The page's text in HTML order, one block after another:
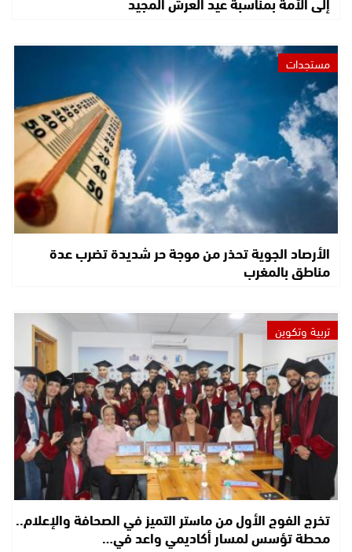
مستجدات
الأرصاد الجوية تحذر من موجة حر شديدة تضرب عدة
مناطق بالمغرب
تربية وتكوين
تخرج الفوج الأول من ماستر التميز في الصحافة والإعلام..
محطة تؤسس لمسار أكاديمي واعد في…